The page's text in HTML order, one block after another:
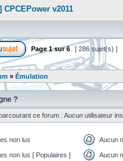
CPCEPower v2011
Page1sur6 [ 286 sujet(s) ]
» Émulation
?
ce forum : Aucun utilisateur
non lus Aucun
non lus [ Populaires ] Aucun